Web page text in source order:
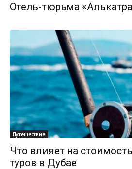
Отель-тюрьма
Путешествие
Что влияет на
туров в Дубае